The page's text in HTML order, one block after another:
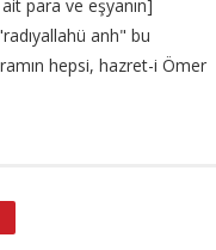
para ve eşyanın]
anh" bu
hepsi, hazret-i Ömer